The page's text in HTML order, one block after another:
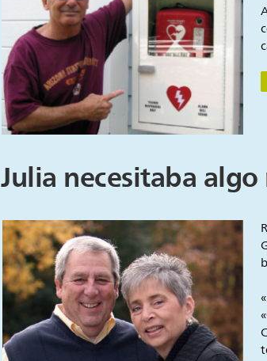
Julia necesitaba algo